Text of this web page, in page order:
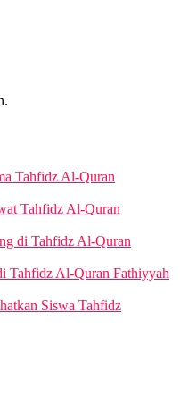
Tahfidz Al-Quran
Tahfidz Al-Quran
di Tahfidz Al-Quran
Tahfidz Al-Quran Fathiyyah
Siswa Tahfidz